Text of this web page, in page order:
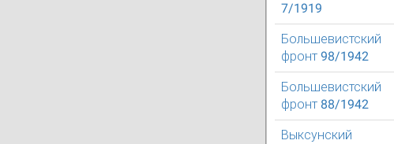
7/1919
Большевистский
фронт 98/1942
Большевистский
фронт 88/1942
Выксунский